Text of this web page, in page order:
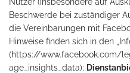
Beschwerde bei zuständiger
die Vereinbarungen mit
Hinweise finden sich in den
(https://www.facebook.com/
age_insights_data);